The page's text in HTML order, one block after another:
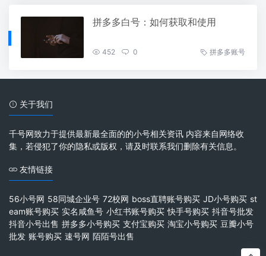
拼多多白号：如何获取和使用
452 0 拼多多账号
关于我们
千号网致力于提供最新最全面的的小号相关资讯 内容来自网络收
集，若侵犯了你的隐私或版权，请及时联系我们删除有关信息。
友情链接
56小号网 58同城企业号 72校网 boss直聘账号购买 JD小号购买 st
eam账号购买 实名咸鱼号 小红书账号购买 快手号购买 抖音号批发
抖音小号出售 拼多多小号购买 支付宝购买 淘宝小号购买 豆瓣小号
批发 账号购买 速号网 陌陌号出售